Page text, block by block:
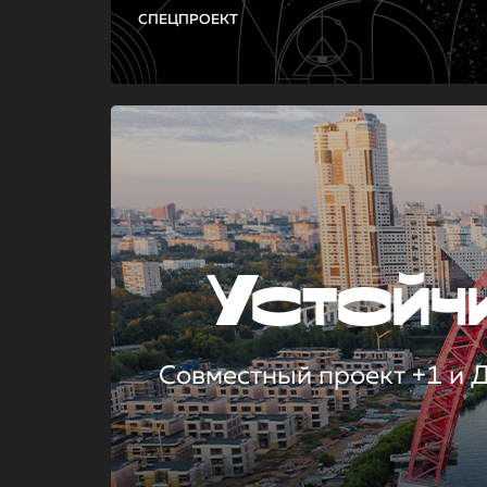
СПЕЦПРОЕКТ
Совместный проект +1 и